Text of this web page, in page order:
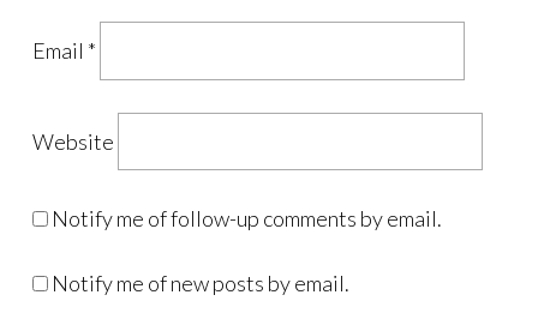
Email *
Website
Notify me of follow-up comments by email.
Notify me of new posts by email.